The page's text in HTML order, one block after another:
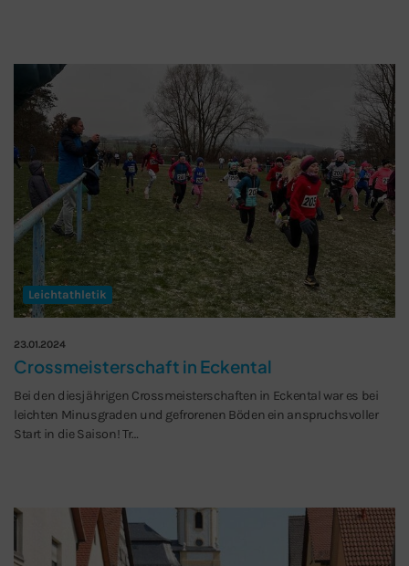
Leichtathletik
23.01.2024
Crossmeisterschaft in Eckental
Bei den diesjährigen Crossmeisterschaften in Eckental war es bei
leichten Minusgraden und gefrorenen Böden ein anspruchsvoller
Start in die Saison! Tr…